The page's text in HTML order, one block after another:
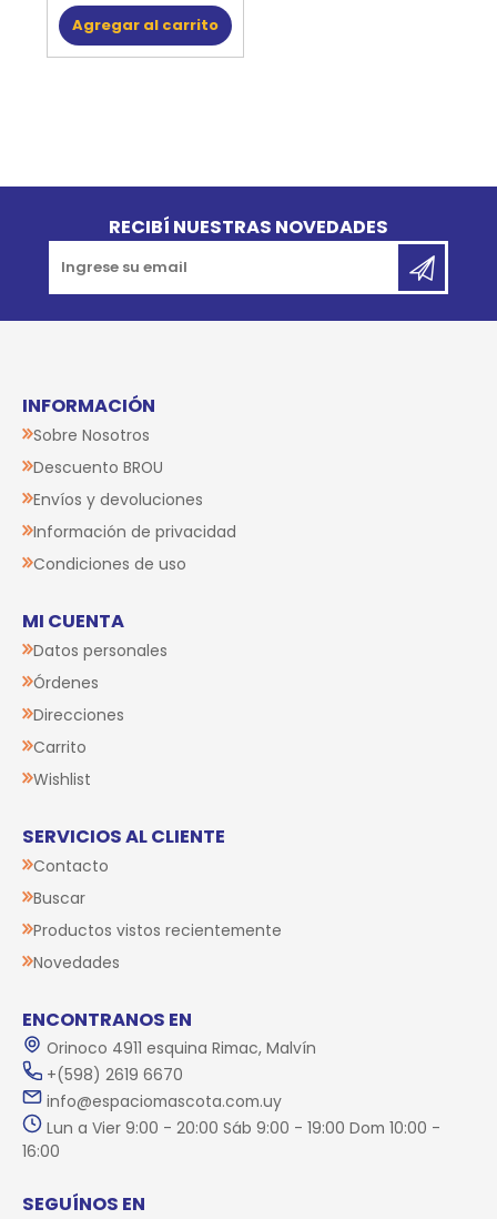
Agregar al carrito
RECIBÍ NUESTRAS NOVEDADES
INFORMACIÓN
Sobre Nosotros
Descuento BROU
Envíos y devoluciones
Información de privacidad
Condiciones de uso
MI CUENTA
Datos personales
Órdenes
Direcciones
Carrito
Wishlist
SERVICIOS AL CLIENTE
Contacto
Buscar
Productos vistos recientemente
Novedades
ENCONTRANOS EN
Orinoco 4911 esquina Rimac, Malvín
+(598) 2619 6670
info@espaciomascota.com.uy
Lun a Vier 9:00 - 20:00 Sáb 9:00 - 19:00 Dom 10:00 -
16:00
SEGUÍNOS EN